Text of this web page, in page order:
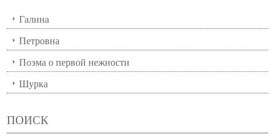
Галина
Петровна
Поэма о первой нежности
Шурка
ПОИСК